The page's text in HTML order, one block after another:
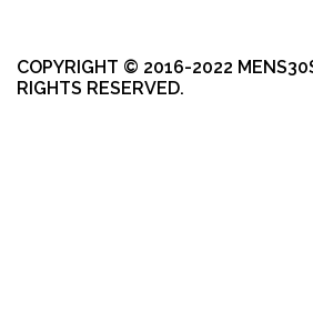
COPYRIGHT © 2016-2022
RIGHTS RESERVED.